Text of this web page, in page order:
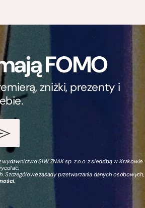
FOMO
zniżki, prezenty i
SIW ZNAK sp. z o.o. z siedzibą w Krakowie.
zasady przetwarzania danych osobowych,
.